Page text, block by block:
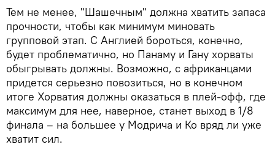
Тем не менее, "Шашечным" должна хватить запаса
прочности, чтобы как минимум миновать
групповой этап. С Англией бороться, конечно,
будет проблематично, но Панаму и Гану хорваты
обыгрывать должны. Возможно, с африканцами
придется серьезно повозиться, но в конечном
итоге Хорватия должны оказаться в плей-офф, где
максимум для нее, наверное, станет выход в 1/8
финала – на большее у Модрича и Ко вряд ли уже
хватит сил.